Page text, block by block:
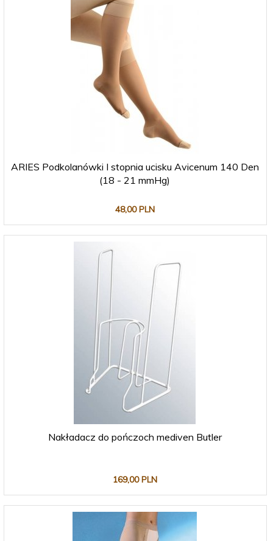
ARIES Podkolanówki I stopnia ucisku Avicenum 140 Den
(18 - 21 mmHg)
48,00 PLN
Nakładacz do pończoch mediven Butler
169,00 PLN